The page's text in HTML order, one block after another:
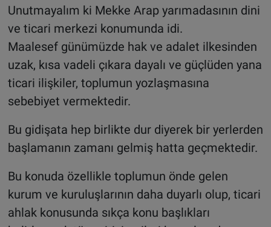
Unutmayalım ki Mekke Arap yarımadasının dini
ve ticari merkezi konumunda idi.
Maalesef günümüzde hak ve adalet ilkesinden
uzak, kısa vadeli çıkara dayalı ve güçlüden yana
ticari ilişkiler, toplumun yozlaşmasına
sebebiyet vermektedir.
Bu gidişata hep birlikte dur diyerek bir yerlerden
başlamanın zamanı gelmiş hatta geçmektedir.
Bu konuda özellikle toplumun önde gelen
kurum ve kuruluşlarının daha duyarlı olup, ticari
ahlak konusunda sıkça konu başlıkları